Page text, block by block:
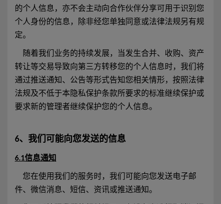
的个人信息，亦不会主动向合作伙伴分享可用于识别您
个人身份的信息，除非经您单独同意或法律法规另有规
定。
随着我们业务的持续发展，当发生合并、收购、资产
转让等交易导致向第三方转移您的个人信息时，我们将
通过推送通知、公告等形式告知您相关情形，按照法律
法规及不低于本隐私保护条款所要求的标准继续保护或
要求新的管理者继续保护您的个人信息。
6、我们可能向您发送的信息
6.1信息通知
您在使用我们的服务时，我们可能向您发送电子邮
件、微信消息、短信、资讯或推送通知。